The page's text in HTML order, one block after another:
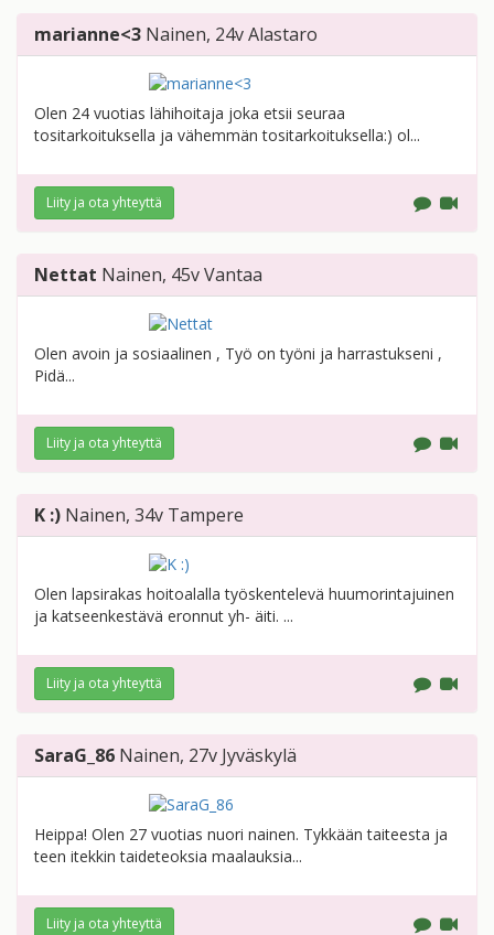
marianne<3 Nainen, 24vAlastaro
Olen 24 vuotias lähihoitaja joka etsii seuraa
tositarkoituksella ja vähemmän tositarkoituksella:) ol...
Liity ja ota yhteyttä
Nettat Nainen, 45vVantaa
Olen avoin ja sosiaalinen , Työ on työni ja harrastukseni ,
Pidä...
Liity ja ota yhteyttä
K :) Nainen, 34v Tampere
Olen lapsirakas hoitoalalla työskentelevä huumorintajuinen
ja katseenkestävä eronnut yh- äiti. ...
Liity ja ota yhteyttä
SaraG_86 Nainen, 27v Jyväskylä
Heippa! Olen 27 vuotias nuori nainen. Tykkään taiteesta ja
teen itekkin taideteoksia maalauksia...
Liity ja ota yhteyttä